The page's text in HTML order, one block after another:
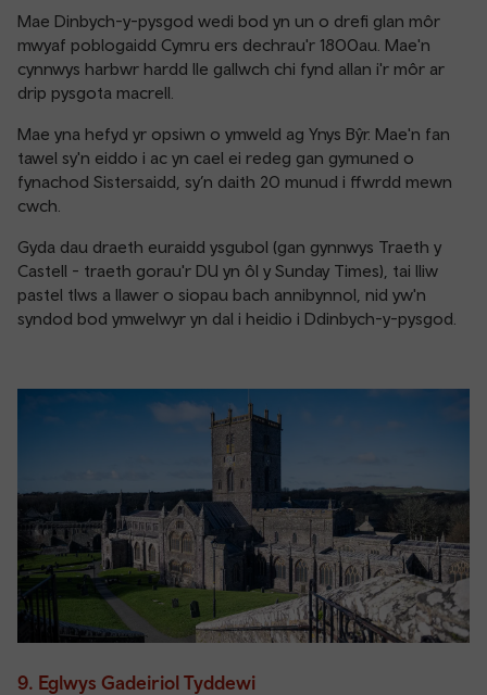
Mae Dinbych-y-pysgod wedi bod yn un o drefi glan môr
mwyaf poblogaidd Cymru ers dechrau'r 1800au. Mae'n
cynnwys harbwr hardd lle gallwch chi fynd allan i'r môr ar
drip pysgota macrell.
Mae yna hefyd yr opsiwn o ymweld ag Ynys Bŷr. Mae'n fan
tawel sy'n eiddo i ac yn cael ei redeg gan gymuned o
fynachod Sistersaidd, sy’n daith 20 munud i ffwrdd mewn
cwch.
Gyda dau draeth euraidd ysgubol (gan gynnwys Traeth y
Castell - traeth gorau'r DU yn ôl y Sunday Times), tai lliw
pastel tlws a llawer o siopau bach annibynnol, nid yw'n
syndod bod ymwelwyr yn dal i heidio i Ddinbych-y-pysgod.
9. Eglwys Gadeiriol Tyddewi